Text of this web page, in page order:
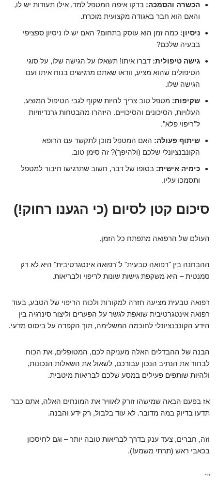
הכשרה והסמכה: בדקו איפה המטפל למד, אילו תעודות יש לו,
והאם הוא חבר באגודה מקצועית מוכרת.
ניסיון: כמה זמן הוא עוסק בתחום? האם יש לו ניסיון ספציפי
בבעיה שלכם?
גישה טיפולית: דברו איתו! תשאלו על הגישה שלו, על סוגי
הטיפולים שהוא מציע, וודאו שאתם מרגישים בנוח איתו ועם
הגישה שלו.
שקיפות: מטפל טוב צריך להיות שקוף לגבי הטיפול המוצע,
העלויות, הסיכונים והסיכויים. היזהרו מהבטחות גרנדיוזיות
ל"ריפוי פלא".
שיתוף פעולה: האם המטפל מוכן לתקשר עם הרופא
הקונבנציונלי שלכם (ולהיפך)? זה סימן טוב.
כימיה אישית: בסופו של דבר, חשוב שתרגישו חיבור למטפל
ותסמכו עליו.
סיכום קטן לסיום (כי הגענו רחוק!)
העולם של הרפואה מתפתח כל הזמן.
ההבחנה בין "רפואה טבעית" ל"רפואה אינטגרטיבית" היא לא רק
סמנטית – היא משקפת גישות שונות לריפוי ולבריאות.
רפואה טבעית מציעה חזרה למקורות ולכוח הריפוי של הטבע, בעוד
רפואה אינטגרטיבית שואפת לגשר על הפערים וליצור סינרגיה בין
הידע הקונבנציונלי לחוכמה המשלימה, תוך הקפדה על ביסוס מדעי.
הבנה של ההבדלים האלה מעניקה לכם, המטופלים, את הכוח
לבחור את הנתיב הנכון עבורכם, לשאול את השאלות הנכונות,
ולהיות שותפים פעילים במסע שלכם לבריאות מיטבית.
אז בפעם הבאה שמישהו זורק לאוויר את המונחים האלה, אתם כבר
תדעו בדיוק במה מדובר. לא עוד בלבול, רק ידע והבנה.
וזה, חברים, צעד ענק בדרך לבריאות טובה יותר – וגם לחיסכון
בכאבי ראש (תרתי משמע!).
"`